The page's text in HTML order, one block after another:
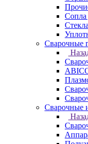
Сопла
Сварочные
Сварочные